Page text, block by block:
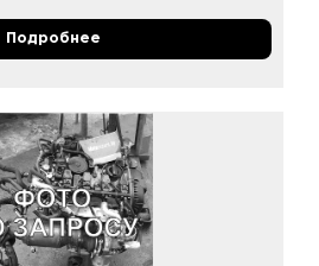
Подробнее